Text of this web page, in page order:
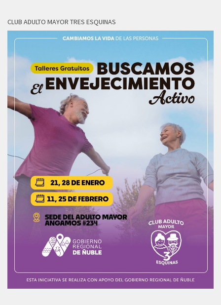
CLUB ADULTO MAYOR TRES ESQUINAS